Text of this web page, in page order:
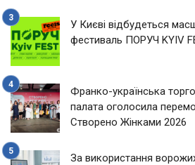
У Києві відбудеться
фестиваль ПОРУЧ KYIV
Франко-українська
палата оголосила
Створено Жінками 2026
За використання